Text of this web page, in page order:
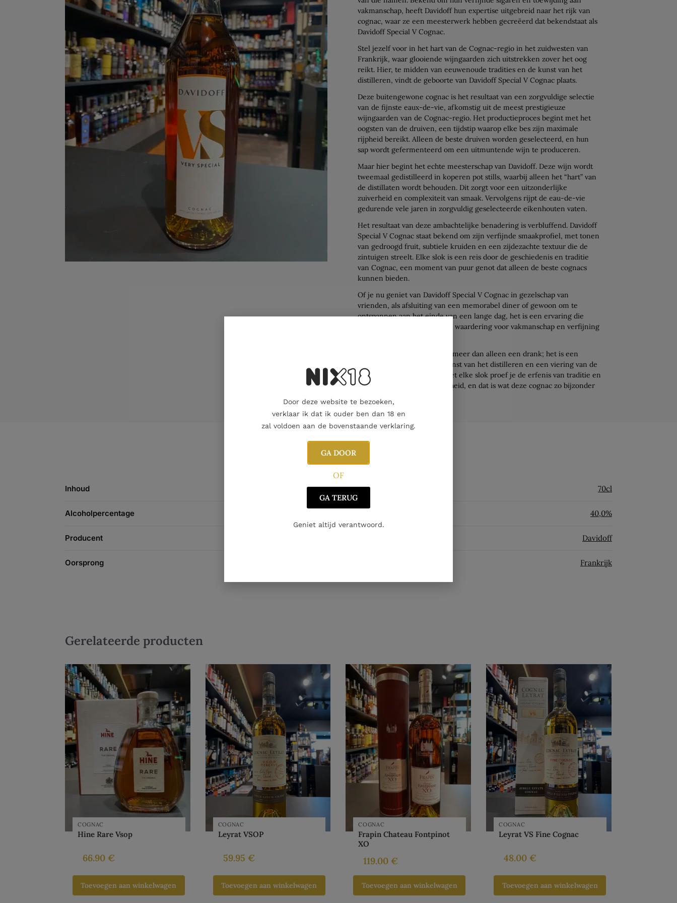
vakmanschap, heeft Davidoff hun expertise uitgebreid naar het rijk van
cognac, waar ze een meesterwerk hebben gecreëerd dat bekendstaat als
Davidoff Special V Cognac.
Stel jezelf voor in het hart van de Cognac-regio in het zuidwesten van
Frankrijk, waar glooiende wijngaarden zich uitstrekken zover het oog
reikt. Hier, te midden van eeuwenoude tradities en de kunst van het
distilleren, vindt de geboorte van Davidoff Special V Cognac plaats.
Deze buitengewone cognac is het resultaat van een zorgvuldige selectie
van de fijnste eaux-de-vie, afkomstig uit de meest prestigieuze
wijngaarden van de Cognac-regio. Het productieproces begint met het
oogsten van de druiven, een tijdstip waarop elke bes zijn maximale
rijpheid bereikt. Alleen de beste druiven worden geselecteerd, en hun
sap wordt gefermenteerd om een uitmuntende wijn te produceren.
Maar hier begint het echte meesterschap van Davidoff. Deze wijn wordt
tweemaal gedistilleerd in koperen pot stills, waarbij alleen het “hart” van
de distillaten wordt behouden. Dit zorgt voor een uitzonderlijke
zuiverheid en complexiteit van smaak. Vervolgens rijpt de eau-de-vie
gedurende vele jaren in zorgvuldig geselecteerde eikenhouten vaten.
Het resultaat van deze ambachtelijke benadering is verbluffend. Davidoff
Special V Cognac staat bekend om zijn verfijnde smaakprofiel, met tonen
van gedroogd fruit, subtiele kruiden en een zijdezachte textuur die de
zintuigen streelt. Elke slok is een reis door de geschiedenis en traditie
van Cognac, een moment van puur genot dat alleen de beste cognacs
kunnen bieden.
Of je nu geniet van Davidoff Special V Cognac in gezelschap van
vrienden, als afsluiting van een memorabel diner of gewoon om te
ontspannen aan het einde van een lange dag, het is een ervaring die
herinneringen creëert en de waardering voor vakmanschap en verfijning
Davidoff Special V Cognac is meer dan alleen een drank; het is een
eerbetoon aan de tijdloze kunst van het distilleren en een viering van de
genoegens van het leven. Met elke slok proef je de erfenis van traditie en
de belofte van voortreffelijkheid, en dat is wat deze cognac zo bijzonder
Aanvullende informatie
Inhoud 70cl
Alcoholpercentage 40,0%
Producent Davidoff
Oorsprong Frankrijk
Gerelateerde producten
COGNAC
Hine Rare Vsop
66.90 €
Toevoegen aan winkelwagen
COGNAC
Leyrat VSOP
59.95 €
Toevoegen aan winkelwagen
COGNAC
Frapin Chateau Fontpinot
XO
119.00 €
Toevoegen aan winkelwagen
COGNAC
Leyrat VS Fine Cognac
48.00 €
Toevoegen aan winkelwagen
Door deze website te bezoeken,
verklaar ik dat ik ouder ben dan 18 en
zal voldoen aan de bovenstaande verklaring.
GA DOOR
OF
GA TERUG
Geniet altijd verantwoord.